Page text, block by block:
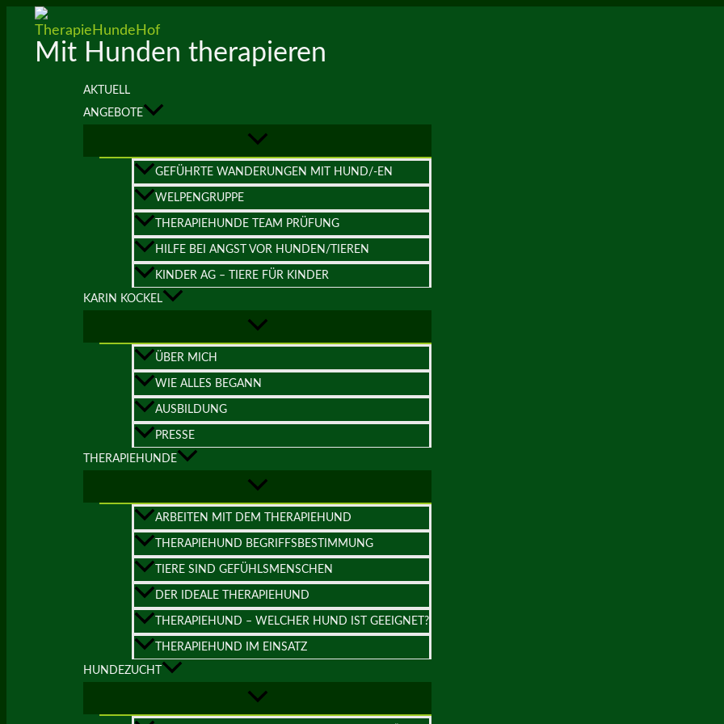
Inhalt
springenMit Hunden therapieren
AKTUELL
ANGEBOTE
GEFÜHRTE WANDERUNGEN MIT HUND/-EN
WELPENGRUPPE
THERAPIEHUNDE TEAM PRÜFUNG
HILFE BEI ANGST VOR HUNDEN/TIEREN
KINDER AG – TIERE FÜR KINDER
KARIN KOCKEL
ÜBER MICH
WIE ALLES BEGANN
AUSBILDUNG
PRESSE
THERAPIEHUNDE
ARBEITEN MIT DEM THERAPIEHUND
THERAPIEHUND BEGRIFFSBESTIMMUNG
TIERE SIND GEFÜHLSMENSCHEN
DER IDEALE THERAPIEHUND
THERAPIEHUND – WELCHER HUND IST GEEIGNET?
THERAPIEHUND IM EINSATZ
HUNDEZUCHT